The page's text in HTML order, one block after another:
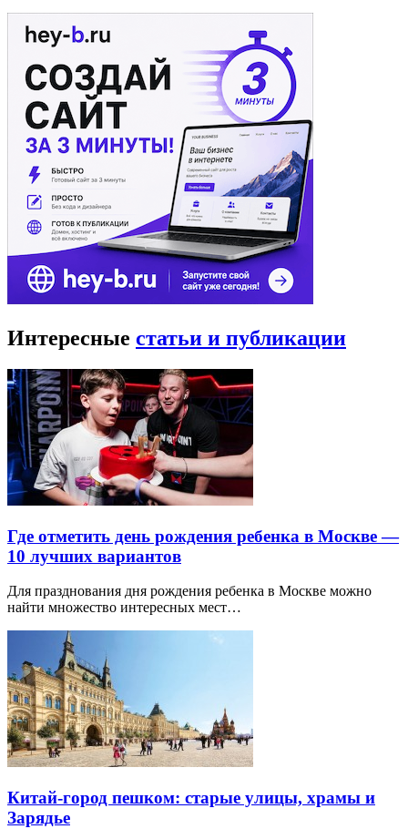
Интересные статьи и публикации
Где отметить день рождения ребенка в Москве —
10 лучших вариантов
Для празднования дня рождения ребенка в Москве можно
найти множество интересных мест…
Китай-город пешком: старые улицы, храмы и
Зарядье